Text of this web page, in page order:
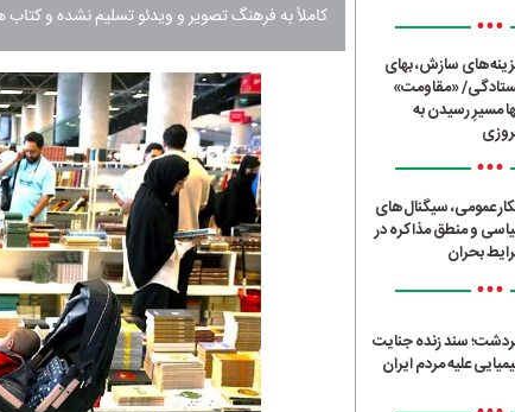
•••
سازش، بهای
«مقاومت»
مسیرِ رسیدن به
•••
عمومی، سیگنال‌های
و منطق مذاکره در
بحران
•••
سند زنده جنایت
علیه مردم ایران
کاملاً به فرهنگ تصویر و ویدئو تسلیم نشده و